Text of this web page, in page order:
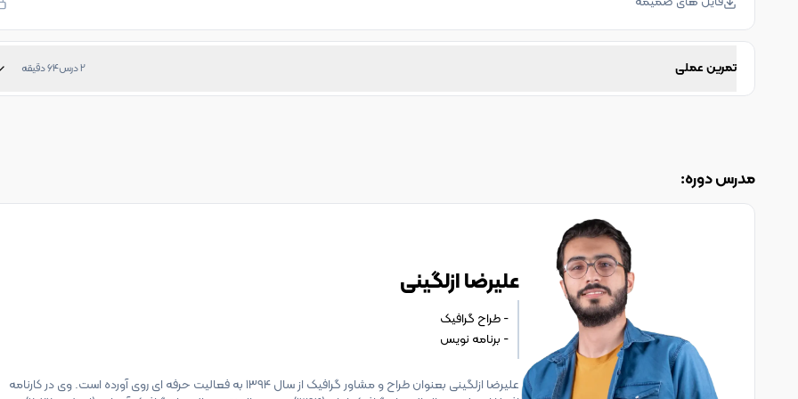
تمرین عملی 2درس64دقیقه
مدرس دوره:
علیرضا ازلگینی
- برنامه نویس
علیرضا ازلگینی بعنوان طراح و مشاور گرافیک از سال 1394 به فعالیت حرفه ای روی آورده است. وی در کارنامه